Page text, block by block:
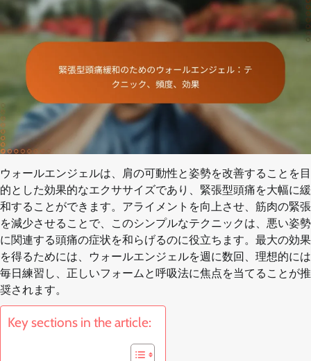
ウォールエンジェルは、肩の可動性と姿勢を改善することを目
的とした効果的なエクササイズであり、緊張型頭痛を大幅に緩
和することができます。アライメントを向上させ、筋肉の緊張
を減少させることで、このシンプルなテクニックは、悪い姿勢
に関連する頭痛の症状を和らげるのに役立ちます。最大の効果
を得るためには、ウォールエンジェルを週に数回、理想的には
毎日練習し、正しいフォームと呼吸法に焦点を当てることが推
奨されます。
Key sections in the article: